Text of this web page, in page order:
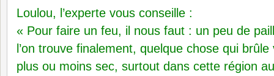
Loulou, l’experte vous conseille :
« Pour faire un feu, il nous faut : un peu de
l’on trouve finalement, quelque chose qui
plus ou moins sec, surtout dans cette région